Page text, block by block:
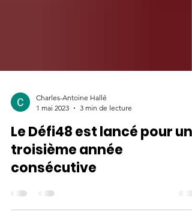
Charles-Antoine Hallé
1 mai 2023
3 min de lecture
Le Défi48 est lancé pour une
troisième année
consécutive